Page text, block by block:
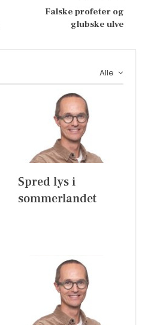
Falske profeter og
glubske ulve
Alle
Spred lys i
sommerlandet